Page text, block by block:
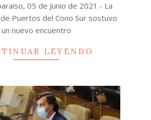
05 de Junio de 2021.- La
Puertos del Cono Sur sostuvo
un nuevo encuentro
LEYENDO